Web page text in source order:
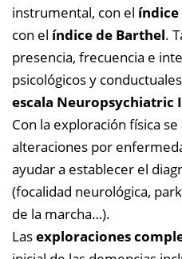
instrumental, con el
con el índice de Barthel.
presencia, frecuencia e
psicológicos y
escala Neuropsychiatric
Con la exploración física
alteraciones por
ayudar a establecer el
(focalidad neurológica,
de la marcha…).
Lasexploraciones